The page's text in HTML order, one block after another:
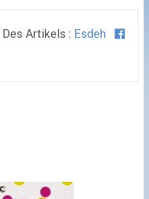
Artikels : Esdeh